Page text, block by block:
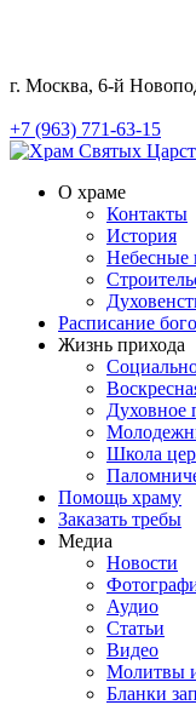
г. Москва, 6-й
+7 (963) 771-63-15
О храме
Контакты
История
Небесные
Расписание
Жизнь прихода
Духовное
Школа
Помощь храму
Заказать требы
Медиа
Новости
Аудио
Статьи
Видео
Молитвы
Бланки